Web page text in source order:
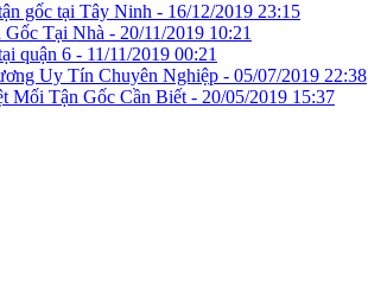
gốc tại Tây Ninh - 16/12/2019 23:15
Tại Nhà - 20/11/2019 10:21
quận 6 - 11/11/2019 00:21
Uy Tín Chuyên Nghiệp - 05/07/2019 22:38
Mối Tận Gốc Cần Biết - 20/05/2019 15:37